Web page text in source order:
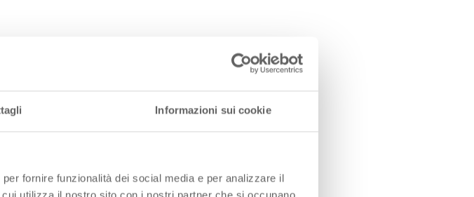
Informazioni sui cookie
fornire funzionalità dei social media e per analizzare il